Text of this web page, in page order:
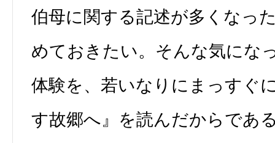
伯母に関する記述が多くなっ
めておきたい。そんな気にな
体験を、若いなりにまっすぐ
す故郷へ』を読んだからであ